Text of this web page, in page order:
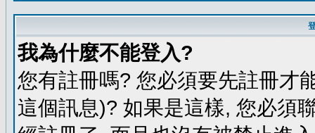
我為什麼不能登入?
您有註冊嗎? 您必須要先註冊才
這個訊息)? 如果是這樣, 您必須